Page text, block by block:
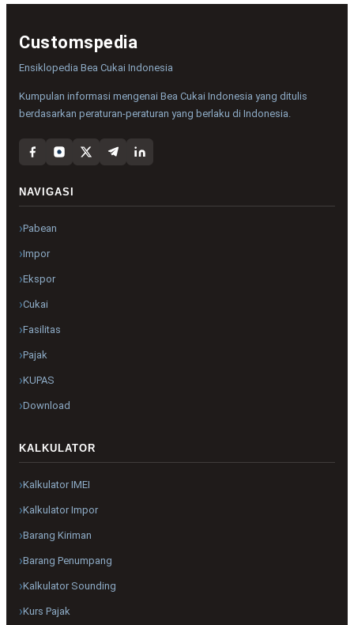
Customspedia
Ensiklopedia Bea Cukai Indonesia
Kumpulan informasi mengenai Bea Cukai Indonesia yang ditulis
berdasarkan peraturan-peraturan yang berlaku di Indonesia.
NAVIGASI
Pabean
Impor
Ekspor
Cukai
Fasilitas
Pajak
KUPAS
Download
KALKULATOR
Kalkulator IMEI
Kalkulator Impor
Barang Kiriman
Barang Penumpang
Kalkulator Sounding
Kurs Pajak